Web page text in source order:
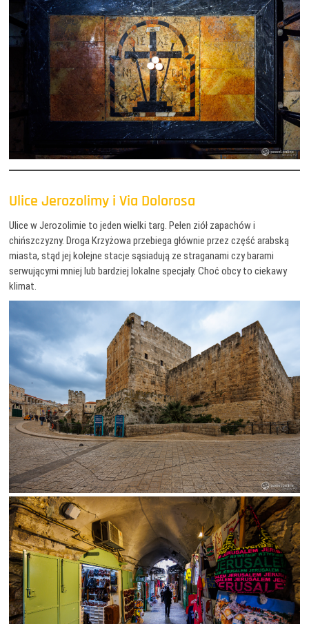
Ulice Jerozolimy i Via Dolorosa
Ulice w Jerozolimie to jeden wielki targ. Pełen ziół zapachów i
chińszczyzny. Droga Krzyżowa przebiega głównie przez część arabską
miasta, stąd jej kolejne stacje sąsiadują ze straganami czy barami
serwującymi mniej lub bardziej lokalne specjały. Choć obcy to ciekawy
klimat.